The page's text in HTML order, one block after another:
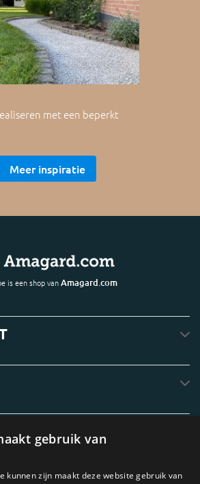
met een beperkt
Meer inspiratie
is een shop vanAmagard.com
gebruik van
kunnen zijn maakt deze website gebruik van